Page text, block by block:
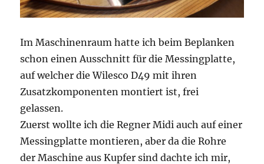
Im Maschinenraum hatte ich beim Beplanken
schon einen Ausschnitt für die Messingplatte,
auf welcher die Wilesco D49 mit ihren
Zusatzkomponenten montiert ist, frei
gelassen.
Zuerst wollte ich die Regner Midi auch auf einer
Messingplatte montieren, aber da die Rohre
der Maschine aus Kupfer sind dachte ich mir,